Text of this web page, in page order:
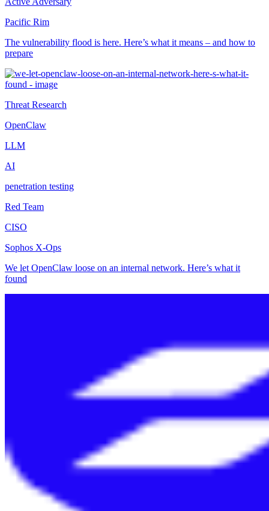
Pacific Rim
The vulnerability flood is here. Here’s what it means – and how to
prepare
Threat Research
OpenClaw
LLM
AI
penetration testing
Red Team
CISO
Sophos X-Ops
We let OpenClaw loose on an internal network. Here’s what it
found